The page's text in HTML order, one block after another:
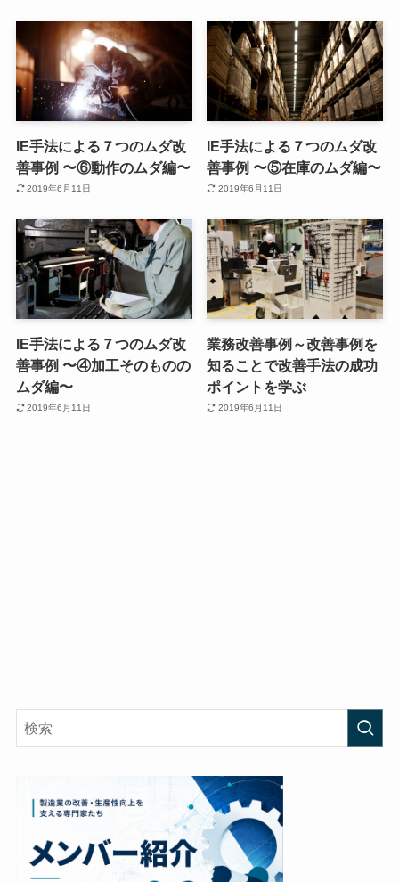
IE手法による７つのムダ改
善事例 〜⑥動作のムダ編〜
2019年6月11日
IE手法による７つのムダ改
善事例 〜⑤在庫のムダ編〜
2019年6月11日
IE手法による７つのムダ改
善事例 〜④加工そのものの
ムダ編〜
2019年6月11日
業務改善事例～改善事例を
知ることで改善手法の成功
ポイントを学ぶ
2019年6月11日